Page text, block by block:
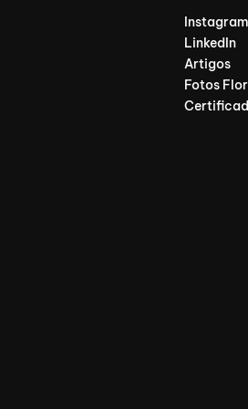
Instagram
LinkedIn
Artigos
Fotos